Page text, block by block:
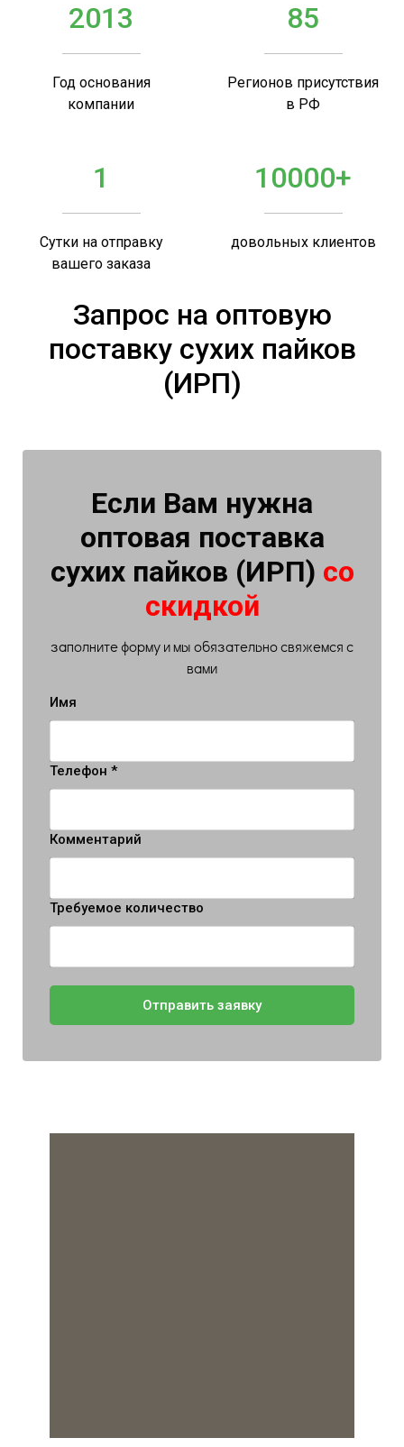
2013
Год основания
компании
85
Регионов присутствия
в РФ
1
Сутки на отправку
вашего заказа
10000+
довольных клиентов
Запрос на оптовую
поставку сухих пайков
(ИРП)
Если Вам нужна
оптовая поставка
сухих пайков (ИРП) со
скидкой
заполните форму и мы обязательно свяжемся с
вами
Имя
Телефон *
Комментарий
Требуемое количество
Отправить заявку